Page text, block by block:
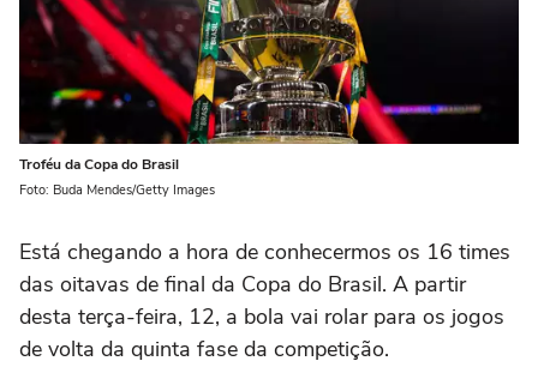
Troféu da Copa do Brasil
Foto: Buda Mendes/Getty Images
Está chegando a hora de conhecermos os 16 times
das oitavas de final da Copa do Brasil. A partir
desta terça-feira, 12, a bola vai rolar para os jogos
de volta da quinta fase da competição.